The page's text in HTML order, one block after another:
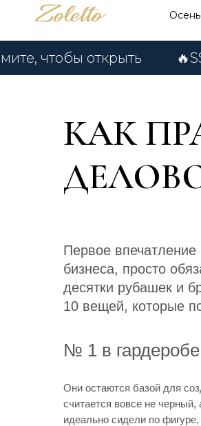
открыть 🔥SS26🔥
КАК
Первое
бизнеса, просто
десятки рубашек и
10 вещей, которые
№ 1 в
Они остаются базой для
считается вовсе не
идеально сидели по